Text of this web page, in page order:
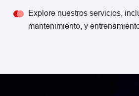
Explore nuestros servicios,
mantenimiento, y